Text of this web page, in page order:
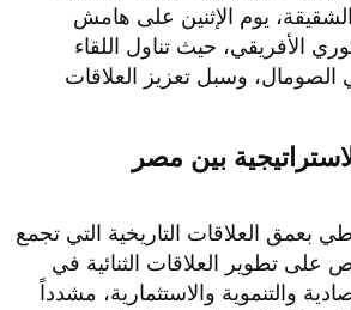
الشقيقة، يوم الإثنين على هامش
الأفريقي، حيث تناول اللقاء
وسبل تعزيز العلاقات
بين مصر
بعمق العلاقات التاريخية التي تجمع
على تطوير العلاقات الثنائية في
والتنموية والاستثمارية، مشدداً